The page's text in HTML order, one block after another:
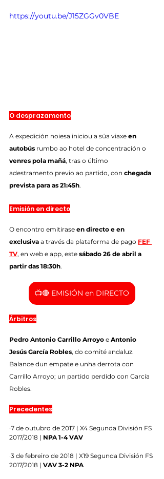
https://youtu.be/J15ZGGv0VBE
O desprazamento
A expedición noiesa iniciou a súa viaxe en
autobús rumbo ao hotel de concentración o
venres pola mañá, tras o último
adestramento previo ao partido, con chegada
prevista para as 21:45h.
Emisión en directo
O encontro emitirase en directo e en
exclusiva a través da plataforma de pago FEF
TV, en web e app, este sábado 26 de abril a
partir das 18:30h.
📺🔴 EMISIÓN en DIRECTO
Árbitros
Pedro Antonio Carrillo Arroyo e Antonio
Jesús García Robles, do comité andaluz.
Balance dun empate e unha derrota con
Carrillo Arroyo; un partido perdido con García
Robles.
Precedentes
·7 de outubro de 2017 | X4 Segunda División FS
2017/2018 | NPA 1-4 VAV
·3 de febreiro de 2018 | X19 Segunda División FS
2017/2018 | VAV 3-2 NPA